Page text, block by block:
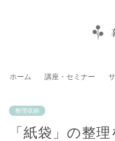
ホーム 講座・セミナー
整理収納
「紙袋」の整